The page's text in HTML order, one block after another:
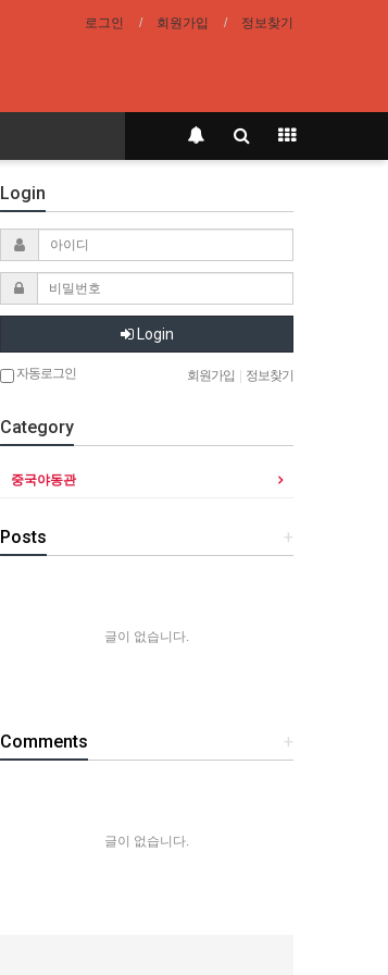
로그인 회원가입 정보찾기
Login
Login
자동로그인 회원가입 정보찾기
Category
중국야동관
+
Posts
글이 없습니다.
+
Comments
글이 없습니다.